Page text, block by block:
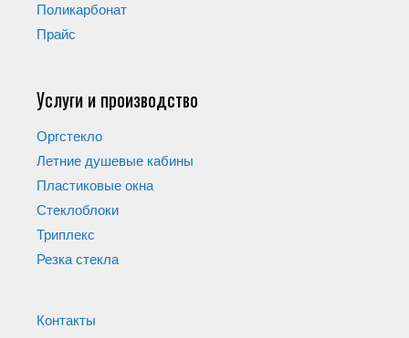
Поликарбонат
Прайс
Услуги и производство
Оргстекло
Летние душевые кабины
Пластиковые окна
Стеклоблоки
Триплекс
Резка стекла
Контакты